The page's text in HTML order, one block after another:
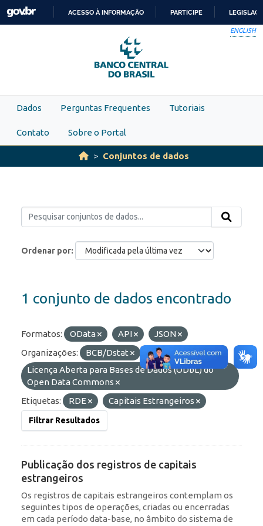
Skip to main content
PARA
O
CONTEÚDO
ACESSO À INFORMAÇÃO PARTICIPE
ENGLISH
Dados Perguntas Frequentes Tutoriais
Contato Sobre o Portal
Conjuntos de dados
Ordenar por
1 conjunto de dados encontrado
Formatos: OData API
JSON
Organizações:
BCB/Dstat
Licenças:
Licença Aberta para Bases de Dados (ODbL) do
Open Data Commons
Etiquetas:
RDE Capitais Estrangeiros
Filtrar Resultados
Publicação dos registros de capitais
estrangeiros
Os registros de capitais estrangeiros contemplam os
seguintes tipos de operações, criadas ou encerradas
em cada período data-base, no âmbito do sistema de